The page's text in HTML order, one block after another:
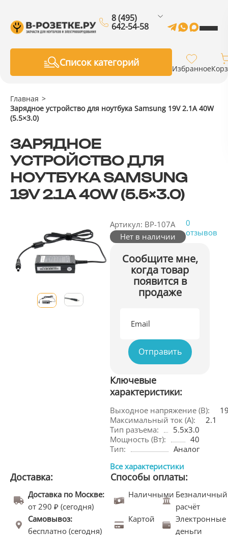
8 (495)
642-54-58
Список категорий
Избранное
Главная
Зарядное устройство для ноутбука Samsung 19V 2.1A 40W
(5.5×3.0)
ЗАРЯДНОЕ
УСТРОЙСТВО ДЛЯ
НОУТБУКА SAMSUNG
19V 2.1A 40W (5.5×3.0)
Артикул: BP-107A
Нет в наличии
0
отзывов
Сообщите мне,
когда товар
появится в
продаже
Ключевые
характеристики:
Выходное напряжение (В):
Максимальный ток (А):
2.1
Тип разъема:
5.5x3.0
Мощность (Вт):
40
Тип:
Аналог
Все характеристики
Доставка:
Доставка по Москве:
от 290 ₽ (сегодня)
Самовывоз:
бесплатно (сегодня)
Способы оплаты:
Наличными Безналичный
расчёт
Картой
Электронные
деньги